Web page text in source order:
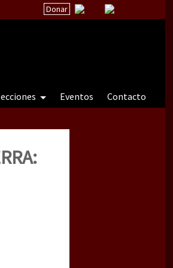
Donar
Eventos
Contacto
natureza sob cerco)